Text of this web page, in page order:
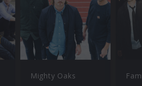
Mighty Oaks